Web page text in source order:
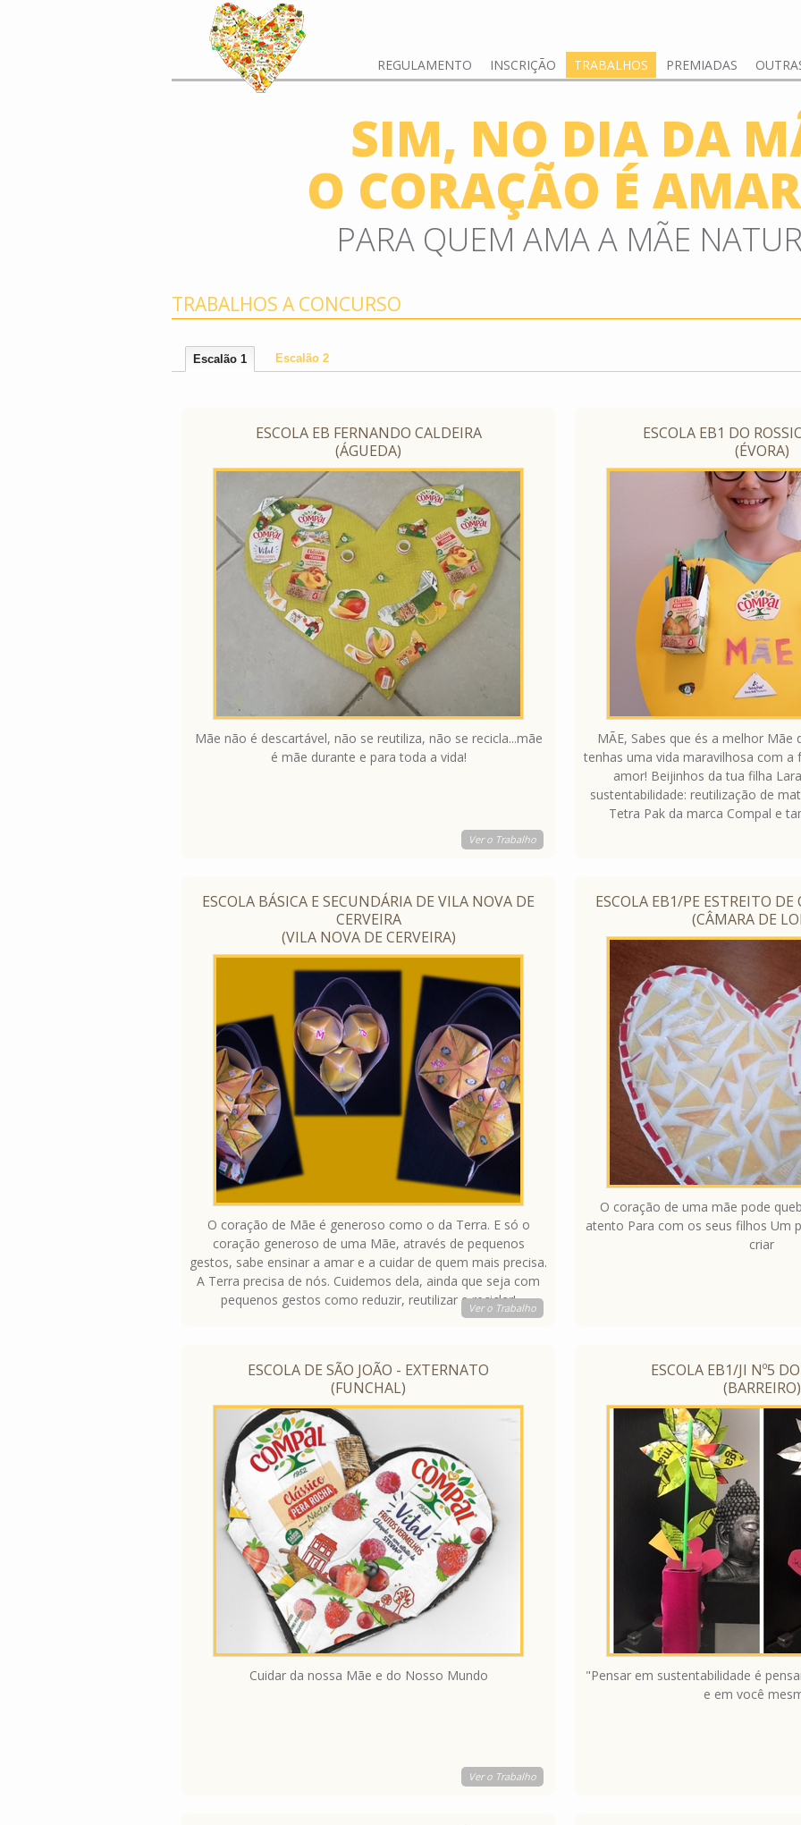
REGULAMENTO INSCRIÇÃO TRABALHOS PREMIADAS
SIM, NO DIA DA
O CORAÇÃO É
PARA QUEM AMA A MÃE
TRABALHOS A CONCURSO
Escalão 1 Escalão 2
ESCOLA EB FERNANDO CALDEIRA
(ÁGUEDA)
Mãe não é descartável, não se reutiliza, não se recicla...mãe
é mãe durante e para toda a vida!
Ver o Trabalho
ESCOLA EB1 DO
(ÉVORA)
MÃE, Sabes que és a melhor Mãe
tenhas uma vida maravilhosa com a
amor! Beijinhos da tua filha
sustentabilidade: reutilização de
Tetra Pak da marca Compal e
predominância da cor amarela
ecoponto onde estes materiais
ESCOLA BÁSICA E SECUNDÁRIA DE VILA NOVA DE
CERVEIRA
(VILA NOVA DE CERVEIRA)
O coração de Mãe é generoso como o da Terra. E só o
coração generoso de uma Mãe, através de pequenos
gestos, sabe ensinar a amar e a cuidar de quem mais precisa.
A Terra precisa de nós. Cuidemos dela, ainda que seja com
pequenos gestos como reduzir, reutilizar e reciclar!
Ver o Trabalho
ESCOLA EB1/PE ESTREITO DE
(CÂMARA DE
O coração de uma mãe pode
atento Para com os seus filhos Um
criar
ESCOLA DE SÃO JOÃO - EXTERNATO
(FUNCHAL)
Cuidar da nossa Mãe e do Nosso Mundo
Ver o Trabalho
ESCOLA EB1/JI Nº5
(BARREIRO)
"Pensar em sustentabilidade é
e em você